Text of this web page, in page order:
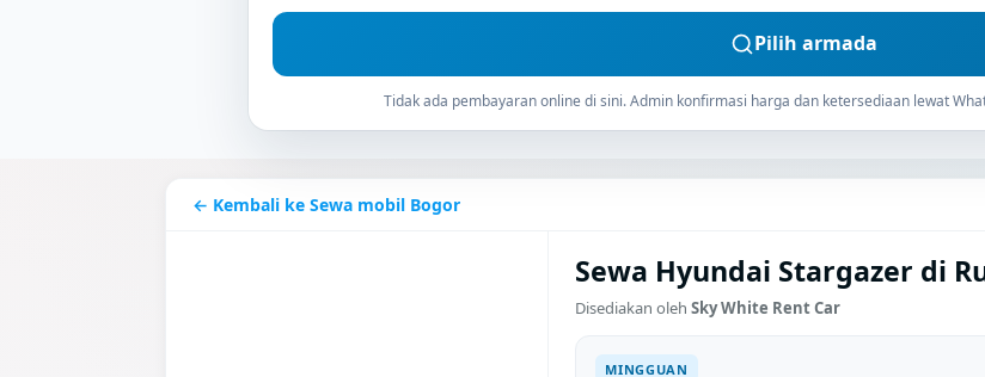
Pilih armada
Tidak ada pembayaran online di sini. Admin konfirmasi harga dan ketersediaan lewat
← Kembali ke Sewa mobil Bogor
Sewa Hyundai Stargazer di
Disediakan oleh Sky White Rent Car
MINGGUAN